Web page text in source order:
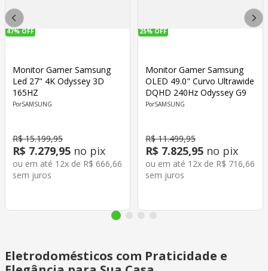
47%OFF
Monitor Gamer Samsung
Led 27" 4K Odyssey 3D
165HZ
SAMSUNG
R$ 15.199,95
R$ 7.279,95 no pix
ou em até 12x de R$ 666,66
sem juros
25%OFF
Monitor Gamer Samsung
OLED 49.0" Curvo Ultrawide
DQHD 240Hz Odyssey G9
SAMSUNG
R$ 11.499,95
R$ 7.825,95 no pix
ou em até 12x de R$ 716,66
sem juros
Eletrodomésticos com Praticidade e